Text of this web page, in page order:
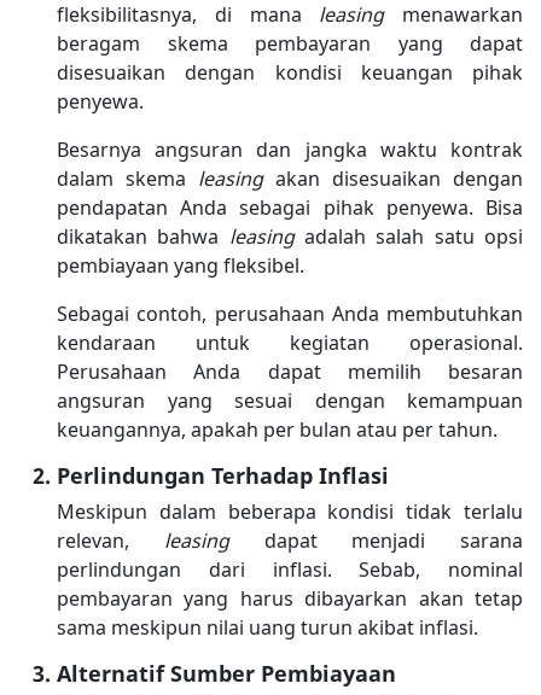
fleksibilitasnya, di mana leasing menawarkan
beragam skema pembayaran yang dapat
disesuaikan dengan kondisi keuangan pihak
penyewa.
Besarnya angsuran dan jangka waktu kontrak
dalam skema leasingakan disesuaikan dengan
pendapatan Anda sebagai pihak penyewa. Bisa
dikatakan bahwa leasingadalah salah satu opsi
pembiayaan yang fleksibel.
Sebagai contoh, perusahaan Anda membutuhkan
kendaraan untuk kegiatan operasional.
Perusahaan Anda dapat memilih besaran
angsuran yang sesuai dengan kemampuan
keuangannya, apakah per bulan atau per tahun.
Perlindungan Terhadap Inflasi
Meskipun dalam beberapa kondisi tidak terlalu
relevan, leasing dapat menjadi sarana
perlindungan dari inflasi. Sebab, nominal
pembayaran yang harus dibayarkan akan tetap
sama meskipun nilai uang turun akibat inflasi.
Alternatif Sumber Pembiayaan